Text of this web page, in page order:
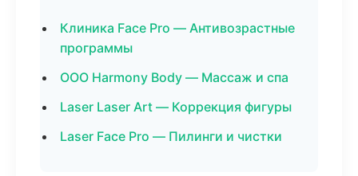
Клиника Face Pro — Антивозрастные
программы
ООО Harmony Body — Массаж и спа
Laser Laser Art — Коррекция фигуры
Laser Face Pro — Пилинги и чистки